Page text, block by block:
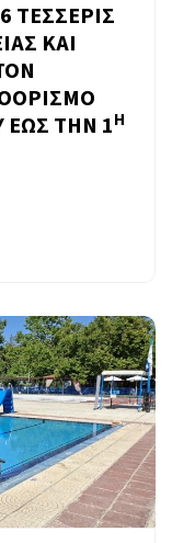
ΤΕΣΣΕΡΙΣ
ΚΑΙ
ΕΩΣ ΤΗΝ 1Η